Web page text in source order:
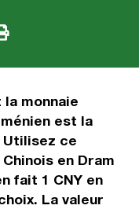
la monnaie
est la
Utilisez ce
en Dram
fait 1 CNY en
La valeur